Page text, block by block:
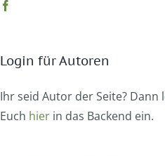
Login für Autoren
Ihr seid Autor der Seite? Dann
Euch hier in das Backend ein.